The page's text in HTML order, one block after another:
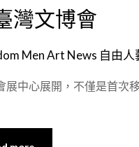
灣文博會
Men Art News 自由人
中心展開，不僅是首次